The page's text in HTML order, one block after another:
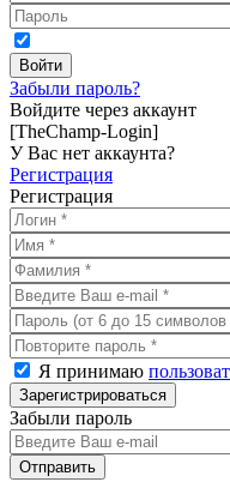
Забыли пароль?
Войдите через аккаунт
[TheChamp-Login]
У Вас нет аккаунта?
Регистрация
Регистрация
Я принимаю
Забыли пароль